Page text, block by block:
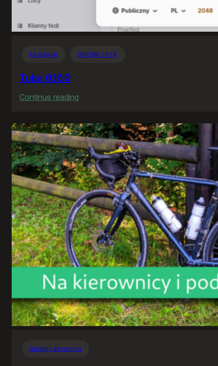
Fediświat GNOME i GTK
Tuba 0.10.0
Continue reading
0.10.0
Sprzęt i akcesoria